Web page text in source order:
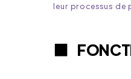
leur processus